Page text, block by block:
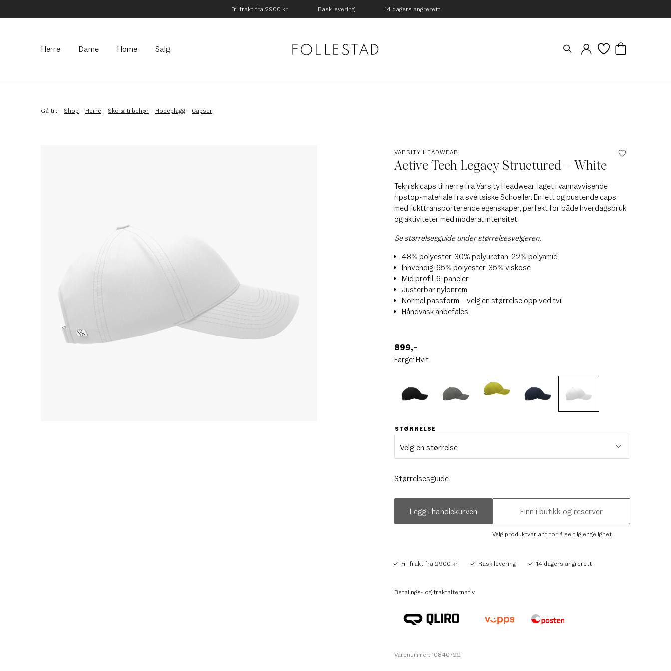
Fri frakt fra 2900 kr Rask levering 14 dagers angrerett
Hovedmeny
Herre Dame Home Salg
Gå til: – Shop – Herre – Sko & tilbehør – Hodeplagg – Capser
VARSITY HEADWEAR
Active Tech Legacy Structured – White
Teknisk caps til herre fra Varsity Headwear, laget i vannavvisende
ripstop-materiale fra sveitsiske Schoeller. En lett og pustende caps
med fukttransporterende egenskaper, perfekt for både hverdagsbruk
og aktiviteter med moderat intensitet.
Se størrelsesguide under størrelsesvelgeren.
48% polyester, 30% polyuretan, 22% polyamid
Innvendig: 65% polyester, 35% viskose
Mid profil, 6-paneler
Justerbar nylonrem
Normal passform – velg en størrelse opp ved tvil
Håndvask anbefales
899,–
Farge: Hvit
STØRRELSE
Størrelsesguide
Legg i handlekurven Finn i butikk og reserver
Velg produktvariant for å se tilgjengelighet
Fri frakt fra 2900 kr Rask levering 14 dagers angrerett
Betalings- og fraktalternativ
Varenummer: 10840722